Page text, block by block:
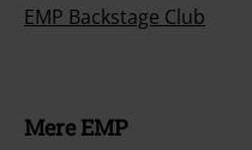
EMP Backstage Club
Mere EMP